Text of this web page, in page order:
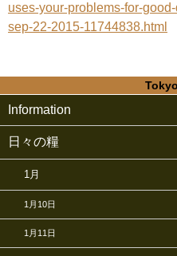
uses-your-problems-for-
sep-22-2015-11744838.html
Information
日々の糧
1月
1月10日
1月11日